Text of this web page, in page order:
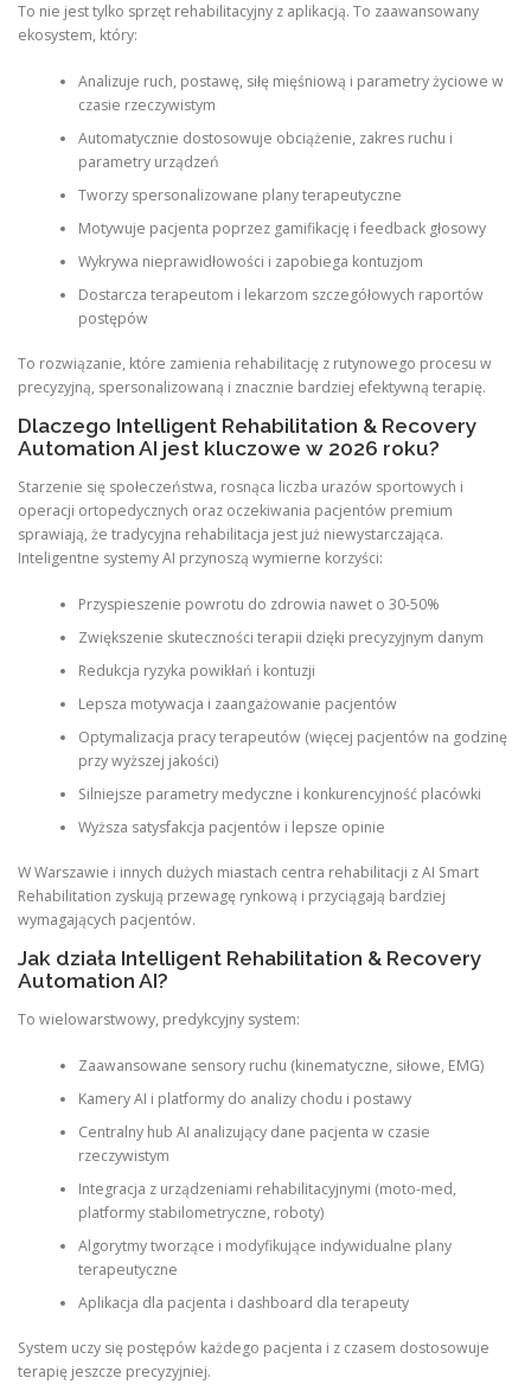
To nie jest tylko sprzęt rehabilitacyjny z aplikacją. To zaawansowany
ekosystem, który:
Analizuje ruch, postawę, siłę mięśniową i parametry życiowe w
czasie rzeczywistym
Automatycznie dostosowuje obciążenie, zakres ruchu i
parametry urządzeń
Tworzy spersonalizowane plany terapeutyczne
Motywuje pacjenta poprzez gamifikację i feedback głosowy
Wykrywa nieprawidłowości i zapobiega kontuzjom
Dostarcza terapeutom i lekarzom szczegółowych raportów
postępów
To rozwiązanie, które zamienia rehabilitację z rutynowego procesu w
precyzyjną, spersonalizowaną i znacznie bardziej efektywną terapię.
Dlaczego Intelligent Rehabilitation & Recovery
Automation AI jest kluczowe w 2026 roku?
Starzenie się społeczeństwa, rosnąca liczba urazów sportowych i
operacji ortopedycznych oraz oczekiwania pacjentów premium
sprawiają, że tradycyjna rehabilitacja jest już niewystarczająca.
Inteligentne systemy AI przynoszą wymierne korzyści:
Przyspieszenie powrotu do zdrowia nawet o 30-50%
Zwiększenie skuteczności terapii dzięki precyzyjnym danym
Redukcja ryzyka powikłań i kontuzji
Lepsza motywacja i zaangażowanie pacjentów
Optymalizacja pracy terapeutów (więcej pacjentów na godzinę
przy wyższej jakości)
Silniejsze parametry medyczne i konkurencyjność placówki
Wyższa satysfakcja pacjentów i lepsze opinie
W Warszawie i innych dużych miastach centra rehabilitacji z AI Smart
Rehabilitation zyskują przewagę rynkową i przyciągają bardziej
wymagających pacjentów.
Jak działa Intelligent Rehabilitation & Recovery
Automation AI?
To wielowarstwowy, predykcyjny system:
Zaawansowane sensory ruchu (kinematyczne, siłowe, EMG)
Kamery AI i platformy do analizy chodu i postawy
Centralny hub AI analizujący dane pacjenta w czasie
rzeczywistym
Integracja z urządzeniami rehabilitacyjnymi (moto-med,
platformy stabilometryczne, roboty)
Algorytmy tworzące i modyfikujące indywidualne plany
terapeutyczne
Aplikacja dla pacjenta i dashboard dla terapeuty
System uczy się postępów każdego pacjenta i z czasem dostosowuje
terapię jeszcze precyzyjniej.